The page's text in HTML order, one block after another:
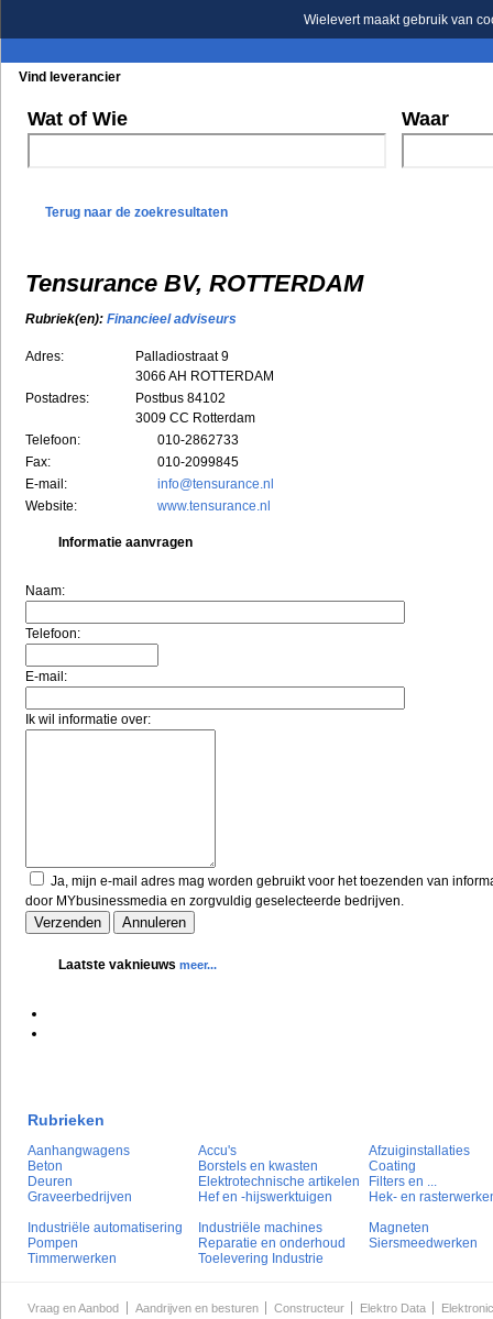
Wielevert maakt gebruik van
Vind leverancier
Wat of Wie Waar
Terug naar de zoekresultaten
Tensurance BV, ROTTERDAM
Rubriek(en): Financieel adviseurs
Adres:
Palladiostraat 9
3066 AH ROTTERDAM
Postadres:
Postbus 84102
3009 CC Rotterdam
Telefoon:
010-2862733
Fax:
010-2099845
E-mail:
info@tensurance.nl
Website:
www.tensurance.nl
Informatie aanvragen
Naam:
Telefoon:
E-mail:
Ik wil informatie over:
Ja, mijn e-mail adres mag worden gebruikt voor het toezenden van
door MYbusinessmedia en zorgvuldig geselecteerde bedrijven.
Laatste vaknieuws meer...
Rubrieken
Aanhangwagens Accu's
Afzuiginstallaties
Beton
Borstels en kwasten
Coating
Deuren
Elektrotechnische artikelen
Filters en ...
Graveerbedrijven
Hef en -hijswerktuigen
Hek- en
Industriële automatisering
Industriële machines
Magneten
Pompen
Reparatie en onderhoud
Siersmeedwerken
Timmerwerken
Toelevering Industrie
Vraag en Aanbod Aandrijven en besturen Constructeur Elektro Data